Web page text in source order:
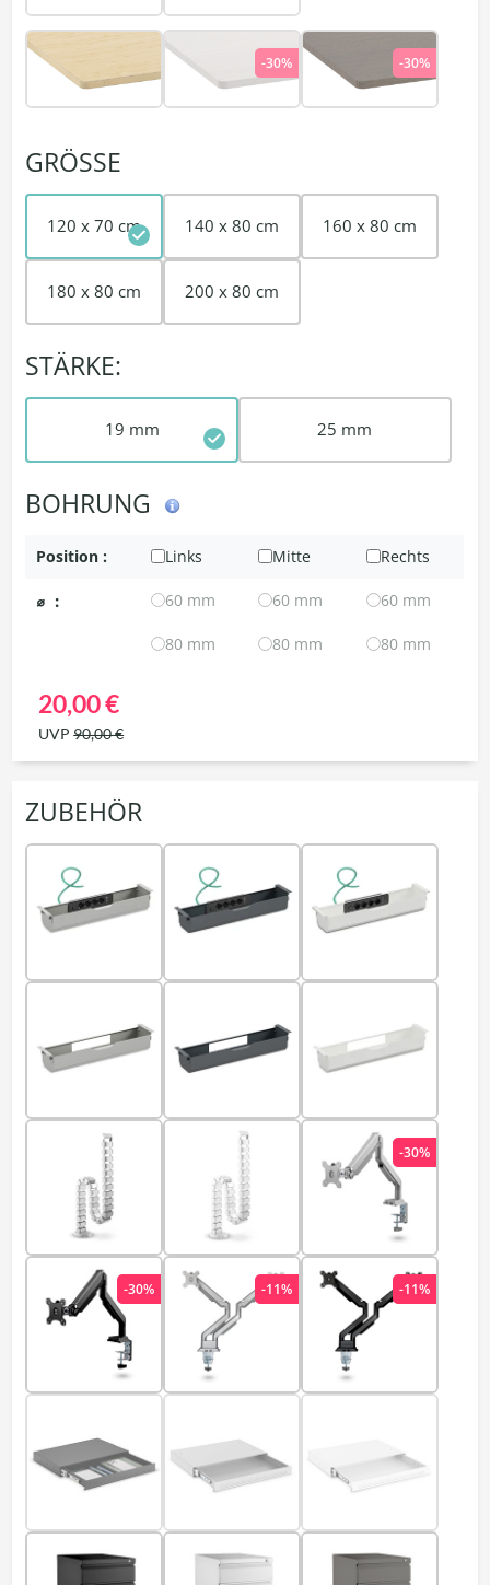
-30% -30%
GRÖSSE
120 x 70 cm 140 x 80 cm 160 x 80 cm
180 x 80 cm 200 x 80 cm
STÄRKE:
19 mm 25 mm
BOHRUNG
Position : Links Mitte Rechts
⌀ : 60 mm 60 mm 60 mm
80 mm 80 mm 80 mm
20,00 €
UVP90,00 €
ZUBEHÖR
-30%
-30% -11% -11%